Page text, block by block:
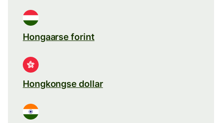
Hongaarse forint
Hongkongse dollar